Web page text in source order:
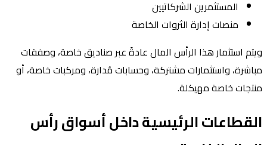
المستثمرين الشركاتيين
منصات إدارة الثروات الخاصة
ويتم استثمار هذا الرأس المال عادةً عبر صناديق خاصة، وصفقات
مباشرة، واستثمارات مشتركة، وحسابات مُدارة، ومركبات خاصة، أو
منتجات خاصة مهيكلة.
القطاعات الرئيسية داخل أسواق رأس